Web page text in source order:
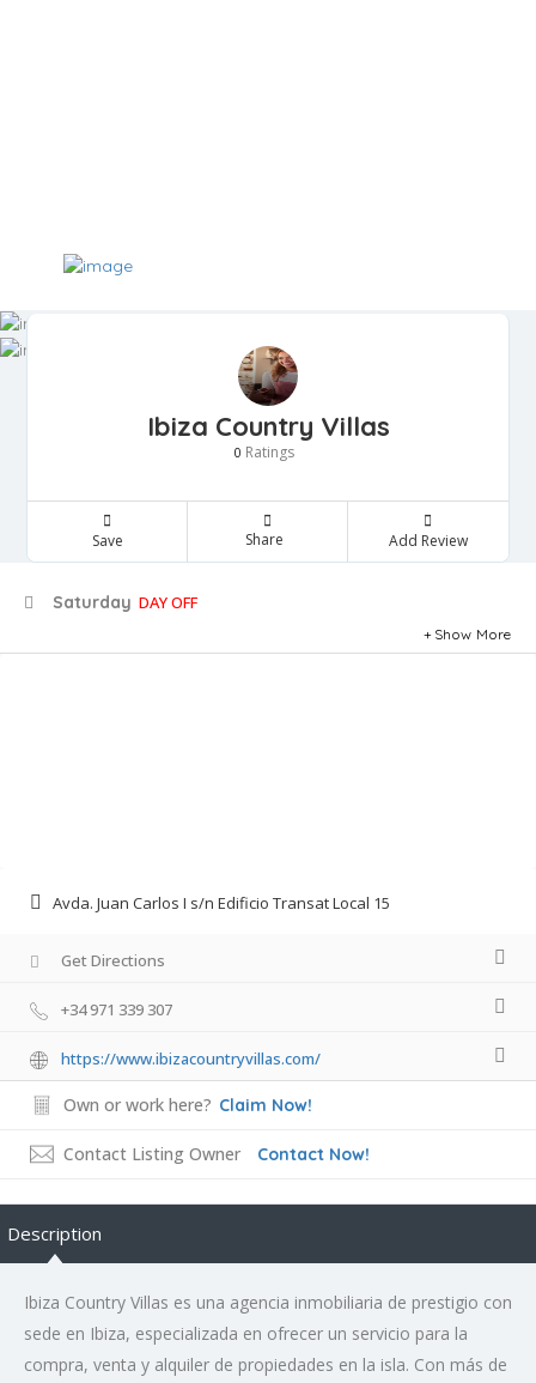
Ibiza Country Villas
0 Ratings
Save Share Add Review
Saturday DAY OFF
Show More
Avda. Juan Carlos I s/n Edificio Transat Local 15
Get Directions
+34 971 339 307
https://www.ibizacountryvillas.com/
Own or work here? Claim Now!
Contact Listing Owner Contact Now!
Description
Ibiza Country Villas es una agencia inmobiliaria de prestigio con
sede en Ibiza, especializada en ofrecer un servicio para la
compra, venta y alquiler de propiedades en la isla. Con más de